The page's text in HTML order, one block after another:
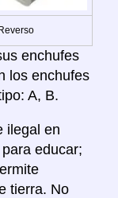
enchufes
los enchufes
A, B.
ilegal en
educar;
tierra. No